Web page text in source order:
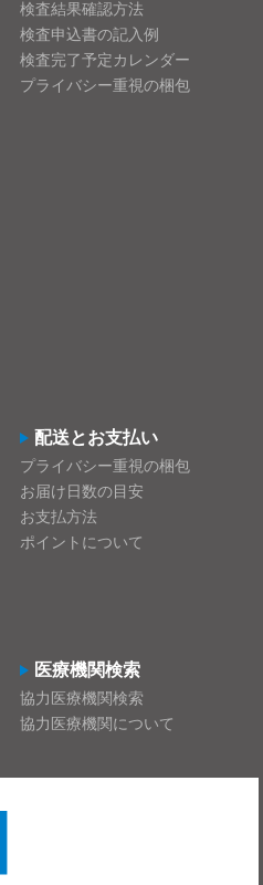
検査結果確認方法
検査申込書の記入例
検査完了予定カレンダー
プライバシー重視の梱包
配送とお支払い
プライバシー重視の梱包
お届け日数の目安
お支払方法
ポイントについて
医療機関検索
協力医療機関検索
協力医療機関について